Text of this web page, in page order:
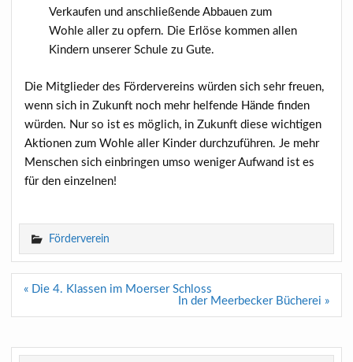
Verkaufen und anschließende Abbauen zum
Wohle aller zu opfern. Die Erlöse kommen allen
Kindern unserer Schule zu Gute.
Die Mitglieder des Fördervereins würden sich sehr freuen,
wenn sich in Zukunft noch mehr helfende Hände finden
würden. Nur so ist es möglich, in Zukunft diese wichtigen
Aktionen zum Wohle aller Kinder durchzuführen. Je mehr
Menschen sich einbringen umso weniger Aufwand ist es
für den einzelnen!
Förderverein
Beitragsnavigation
« Die 4. Klassen im Moerser Schloss
In der Meerbecker Bücherei »